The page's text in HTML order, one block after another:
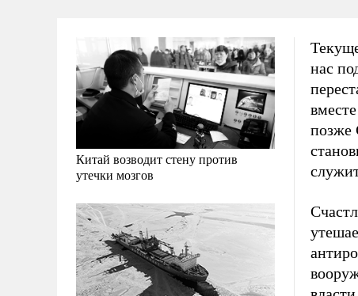
Китай возводит стену против
утечки мозгов
нас
позже